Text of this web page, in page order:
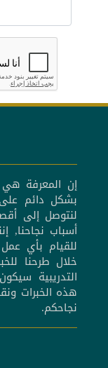
إن المعرفة
بشكل دائم
لنتوصل إلى
أسباب نجاحنا,
للقيام بأي
خلال طرحنا
التدريبية
هذه الخبرات
نجاحكم.